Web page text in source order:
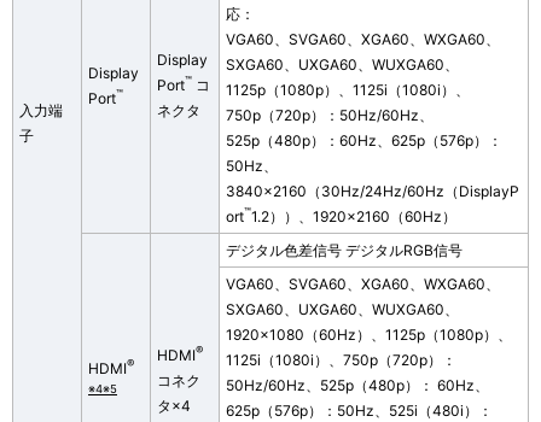
入力端
子
Display
Port™
Display
Port™ コ
ネクタ
応：
VGA60、SVGA60、XGA60、WXGA60、
SXGA60、UXGA60、WUXGA60、
1125p（1080p）、1125i（1080i）、
750p（720p）：50Hz/60Hz、
525p（480p）：60Hz、625p（576p）：
50Hz、
3840×2160（30Hz/24Hz/60Hz（DisplayP
ort™1.2））、1920×2160（60Hz）
HDMI®
※4※5
HDMI®
コネク
タ×4
デジタル色差信号 デジタルRGB信号
VGA60、SVGA60、XGA60、WXGA60、
SXGA60、UXGA60、WUXGA60、
1920×1080（60Hz）、1125p（1080p）、
1125i（1080i）、750p（720p）：
50Hz/60Hz、525p（480p）： 60Hz、
625p（576p）：50Hz、525i（480i）：